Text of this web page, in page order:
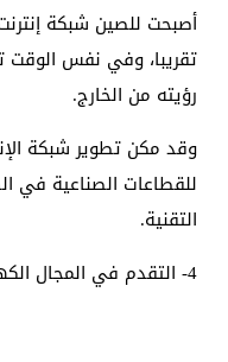
أصبحت للصين شبكة
تقريبا، وفي نفس الوقت
رؤيته من الخارج.
وقد مكن تطوير شبكة
للقطاعات الصناعية في
التقنية.
4- التقدم في المجال الكهربائي